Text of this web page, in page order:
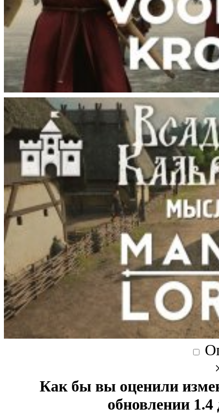
Как бы вы оценили
обновлении